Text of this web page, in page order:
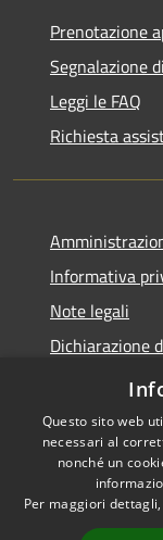
Prenotazione
Segnalazione
Leggi le FAQ
Richiesta
Informativa
Note legali
Dichiarazione
Privacy e
Accessibilità
Questo sito web
necessari al
nonché un
Per maggiori